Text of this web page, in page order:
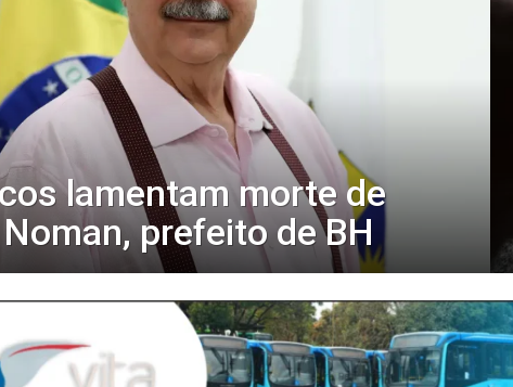
lamentam morte de
prefeito de BH